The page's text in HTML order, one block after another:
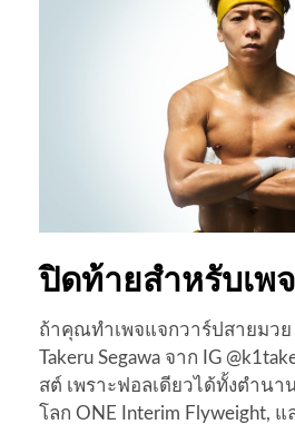
ปิดท้ายสำหรับเพ
ถ้าคุณทำเพจแจกวาร์ปสายมวย
Takeru Segawa จาก IG
สต์ เพราะฟอลเดียวได้ทั้งตำนา
โลก ONE Interim Flyweight,